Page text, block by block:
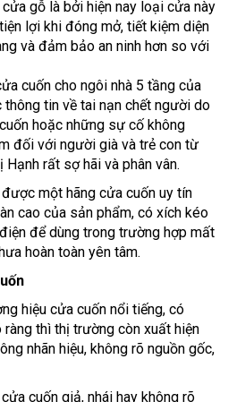
gỗ là bởi hiện nay loại cửa này
lợi khi đóng mở, tiết kiệm diện
và đảm bảo an ninh hơn so với
cuốn cho ngôi nhà 5 tầng của
thông tin về tai nạn chết người do
hoặc những sự cố không
đối với người già và trẻ con từ
rất sợ hãi và phân vân.
một hãng cửa cuốn uy tín
cao của sản phẩm, có xích kéo
để dùng trong trường hợp mất
hoàn toàn yên tâm.
hiệu cửa cuốn nổi tiếng, có
thì thị trường còn xuất hiện
nhãn hiệu, không rõ nguồn gốc,
cuốn giả, nhái hay không rõ